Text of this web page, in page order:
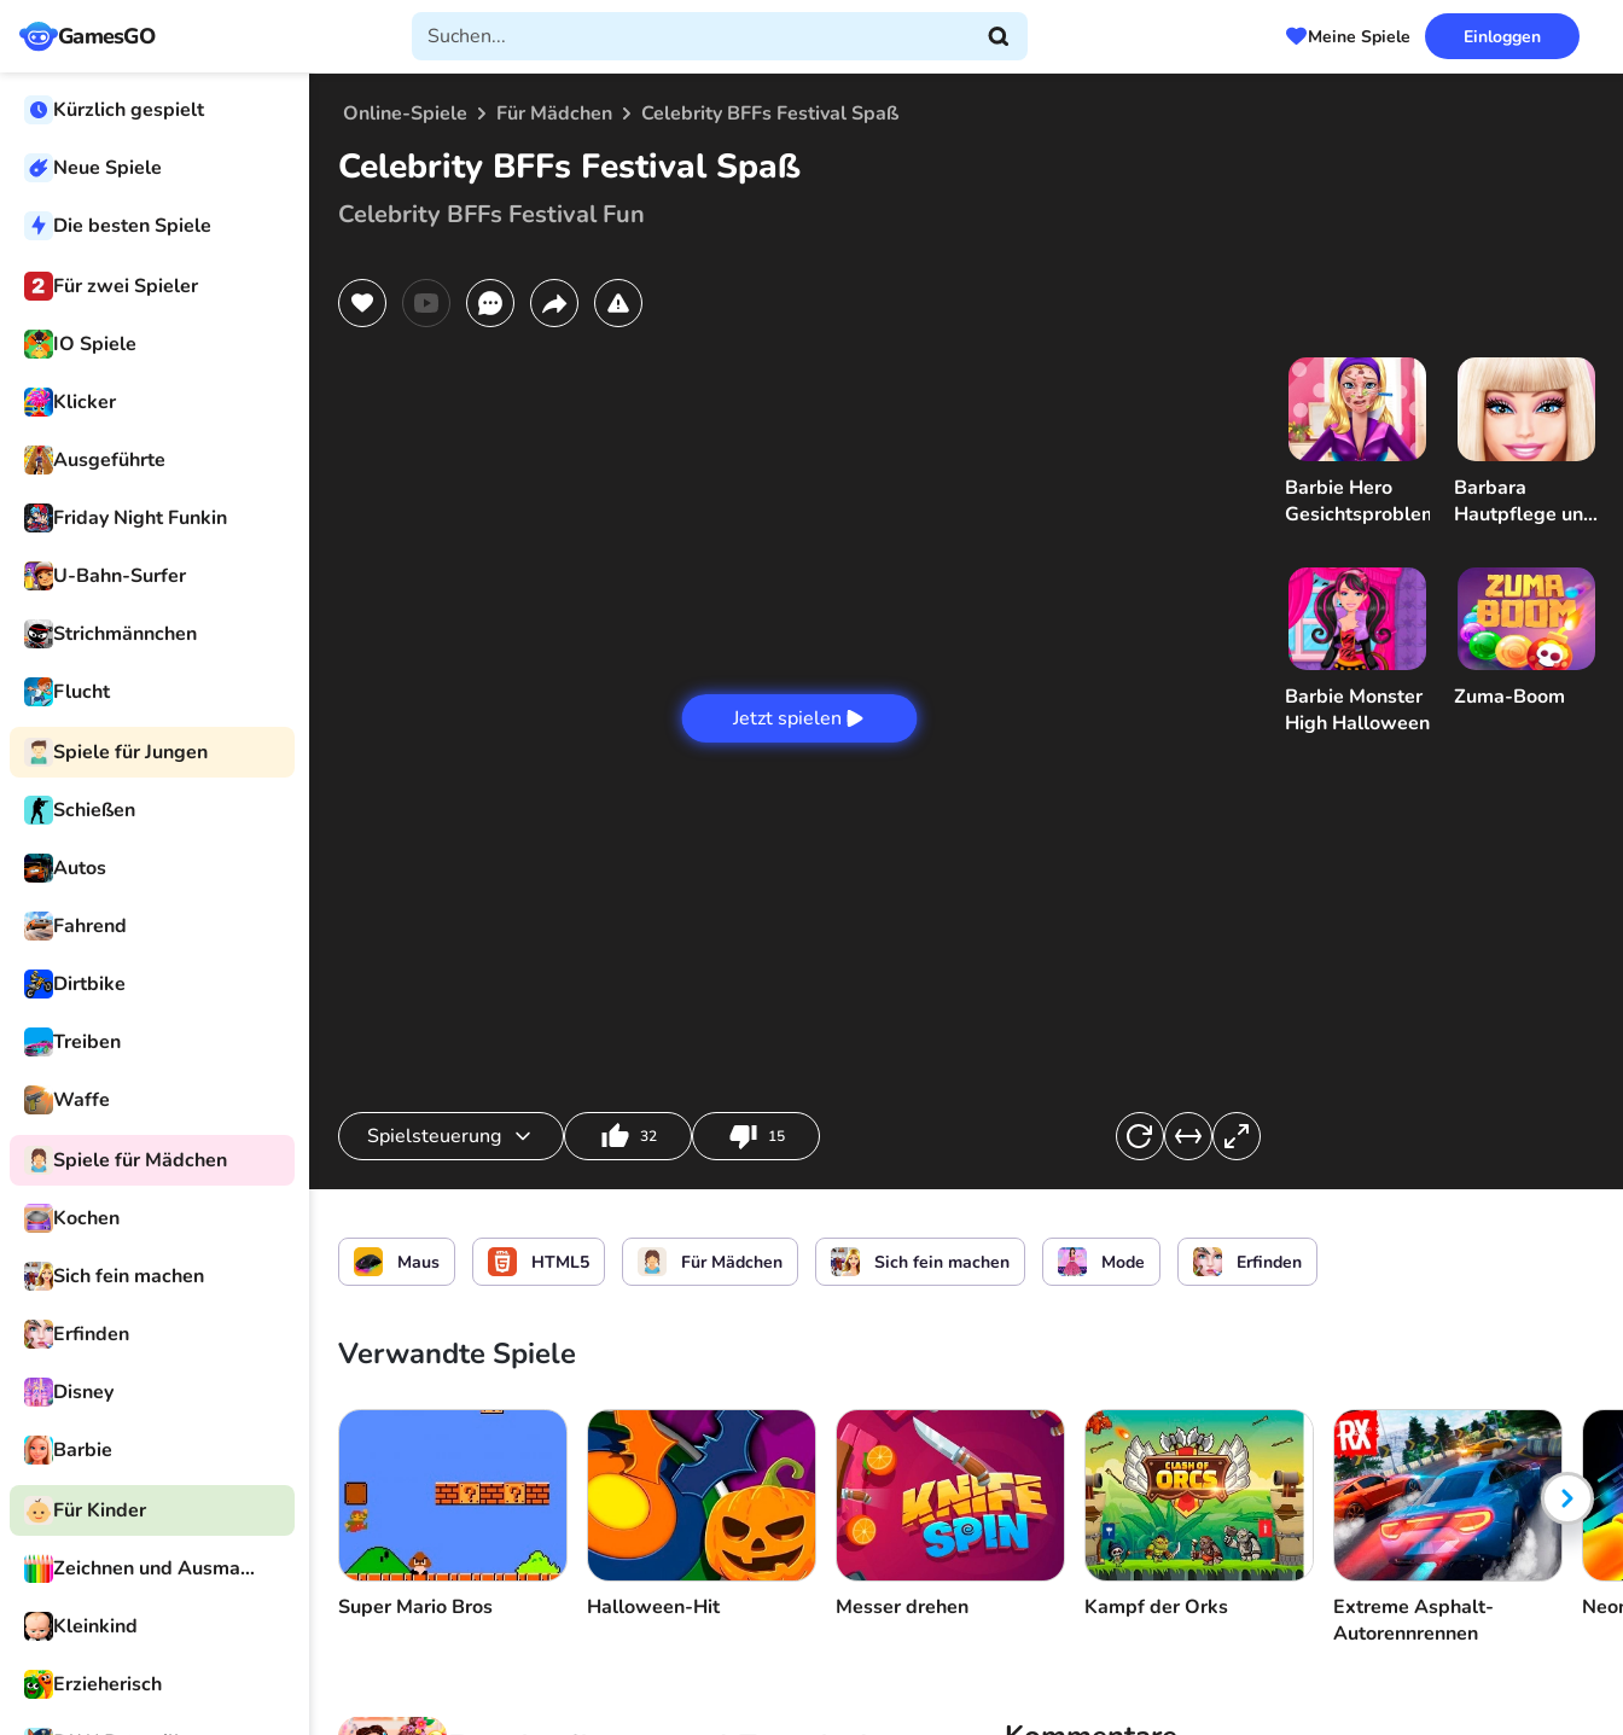
GamesGO Meine Spiele Einloggen
Kürzlich gespielt
Neue Spiele
Die besten Spiele
Für zwei Spieler
IO Spiele
Klicker
Ausgeführte
Friday Night Funkin
U-Bahn-Surfer
Strichmännchen
Flucht
Spiele für Jungen
Schießen
Autos
Fahrend
Dirtbike
Treiben
Waffe
Spiele für Mädchen
Kochen
Sich fein machen
Erfinden
Disney
Barbie
Für Kinder
Zeichnen und Ausmalen
Kleinkind
Erzieherisch
Online-Spiele Für Mädchen Celebrity BFFs Festival Spaß
Celebrity BFFs Festival Spaß
Celebrity BFFs Festival Fun
Jetzt spielen
Barbie Hero
Gesichtsproblem
Barbara
Hautpflege und
Barbie Monster
High Halloween
Zuma-Boom
Spielsteuerung 32 15
Make-up auftragen und Mädchen verkleiden
Maus HTML5 Für Mädchen Sich fein machen Mode Erfinden
Verwandte Spiele
Super Mario Bros Halloween-Hit Messer drehen Kampf der Orks
Extreme Asphalt-
Autorennrennen